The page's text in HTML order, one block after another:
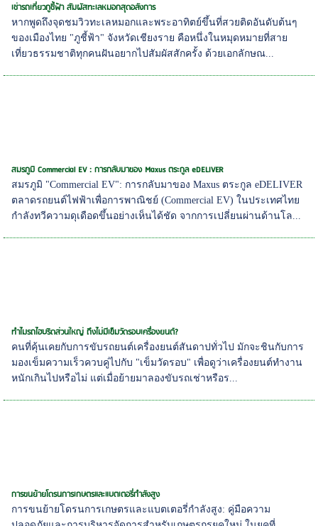
เช่ารถเที่ยวภูชี้ฟ้า สัมผัสทะเลหมอกสุดอลังการ
หากพูดถึงจุดชมวิวทะเลหมอกและพระอาทิตย์ขึ้นที่สวยติดอันดับต้นๆ
ของเมืองไทย "ภูชี้ฟ้า" จังหวัดเชียงราย คือหนึ่งในหมุดหมายที่สาย
เที่ยวธรรมชาติทุกคนฝันอยากไปสัมผัสสักครั้ง ด้วยเอกลักษณ...
สมรภูมิ Commercial EV : การกลับมาของ Maxus ตระกูล eDELIVER
สมรภูมิ "Commercial EV": การกลับมาของ Maxus ตระกูล eDELIVER
ตลาดรถยนต์ไฟฟ้าเพื่อการพาณิชย์ (Commercial EV) ในประเทศไทย
กำลังทวีความดุเดือดขึ้นอย่างเห็นได้ชัด จากการเปลี่ยนผ่านด้านโล...
ทำไมรถไฮบริดส่วนใหญ่ ถึงไม่มีเข็มวัดรอบเครื่องยนต์?
คนที่คุ้นเคยกับการขับรถยนต์เครื่องยนต์สันดาปทั่วไป มักจะชินกับการ
มองเข็มความเร็วควบคู่ไปกับ "เข็มวัดรอบ" เพื่อดูว่าเครื่องยนต์ทำงาน
หนักเกินไปหรือไม่ แต่เมื่อย้ายมาลองขับรถเช่าหรือร...
การขนย้ายโดรนการเกษตรและแบตเตอรี่กำลังสูง
การขนย้ายโดรนการเกษตรและแบตเตอรี่กำลังสูง: คู่มือความ